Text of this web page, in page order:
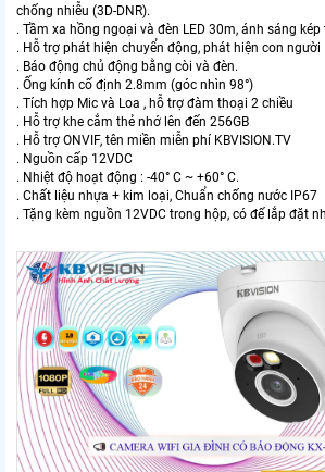
chống nhiễu (3D-DNR).
. Tầm xa hồng ngoại và đèn LED 30m, ánh sáng
. Hỗ trợ phát hiện chuyển động, phát hiện con người
. Báo động chủ động bằng còi và đèn.
. Ống kính cố định 2.8mm (góc nhìn 98°)
. Tích hợp Mic và Loa , hỗ trợ đàm thoại 2 chiều
. Hỗ trợ khe cắm thẻ nhớ lên đến 256GB
. Hỗ trợ ONVIF, tên miền miễn phí KBVISION.TV
. Nguồn cấp 12VDC
. Nhiệt độ hoạt động : -40° C ~ +60° C.
. Chất liệu nhựa + kim loại, Chuẩn chống nước IP67
. Tặng kèm nguồn 12VDC trong hộp, có đế lắp đặt